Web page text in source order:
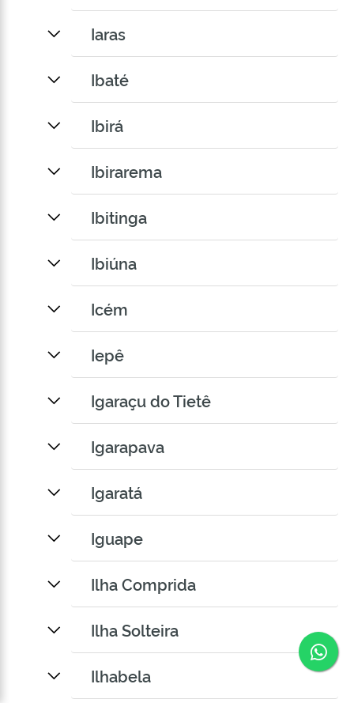
Iaras
Ibaté
Ibirá
Ibirarema
Ibitinga
Ibiúna
Icém
Iepê
Igaraçu do Tietê
Igarapava
Igaratá
Iguape
Ilha Comprida
Ilha Solteira
Ilhabela